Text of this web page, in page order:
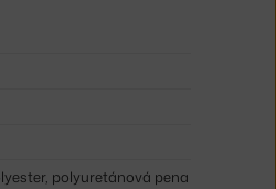
polyuretánová pena